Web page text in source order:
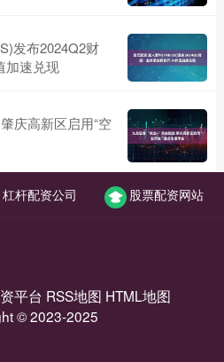
发布2024Q2财
加速兑现
庆高新区启用“空
杠杆配资公司 股票配资网站
平台 RSS地图 HTML地图
© 2023-2025